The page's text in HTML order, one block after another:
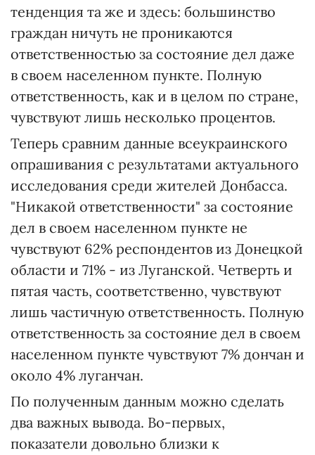
тенденция та же и здесь: большинство
граждан ничуть не проникаются
ответственностью за состояние дел даже
в своем населенном пункте. Полную
ответственность, как и в целом по стране,
чувствуют лишь несколько процентов.
Теперь сравним данные всеукраинского
опрашивания с результатами актуального
исследования среди жителей Донбасса.
"Никакой ответственности" за состояние
дел в своем населенном пункте не
чувствуют 62% респондентов из Донецкой
области и 71% - из Луганской. Четверть и
пятая часть, соответственно, чувствуют
лишь частичную ответственность. Полную
ответственность за состояние дел в своем
населенном пункте чувствуют 7% дончан и
около 4% луганчан.
По полученным данным можно сделать
два важных вывода. Во-первых,
показатели довольно близки к